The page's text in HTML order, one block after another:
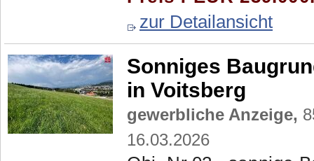
zur Detailansicht
Sonniges
in Voitsberg
gewerbliche Anzeige,
16.03.2026